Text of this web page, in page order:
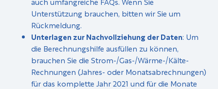
Unterstützung brauchen, bitten wir Sie um
Rückmeldung.
Unterlagen zur Nachvollziehung der Daten: Um
die Berechnungshilfe ausfüllen zu können,
brauchen Sie die Strom-/Gas-/Wärme-/Kälte-
Rechnungen (Jahres- oder Monatsabrechnungen)
für das komplette Jahr 2021 und für die Monate